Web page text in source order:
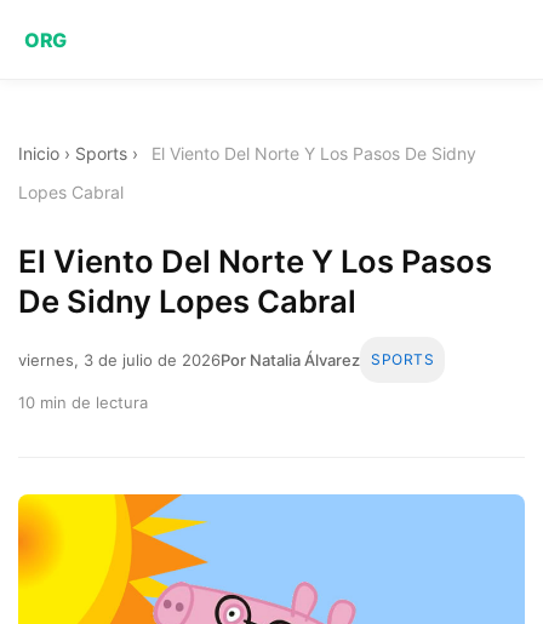
ORG
Inicio › Sports ›
El Viento Del Norte Y Los Pasos De Sidny
Lopes Cabral
El Viento Del Norte Y Los Pasos
De Sidny Lopes Cabral
viernes, 3 de julio de 2026Por Natalia Álvarez SPORTS
10 min de lectura